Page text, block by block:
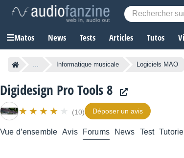
Matos News Tests Articles Tutos
... Informatique musicale Logiciels MAO
Digidesign Pro Tools 8
(10) Déposer un avis
Vue d’ensemble Avis Forums News Test